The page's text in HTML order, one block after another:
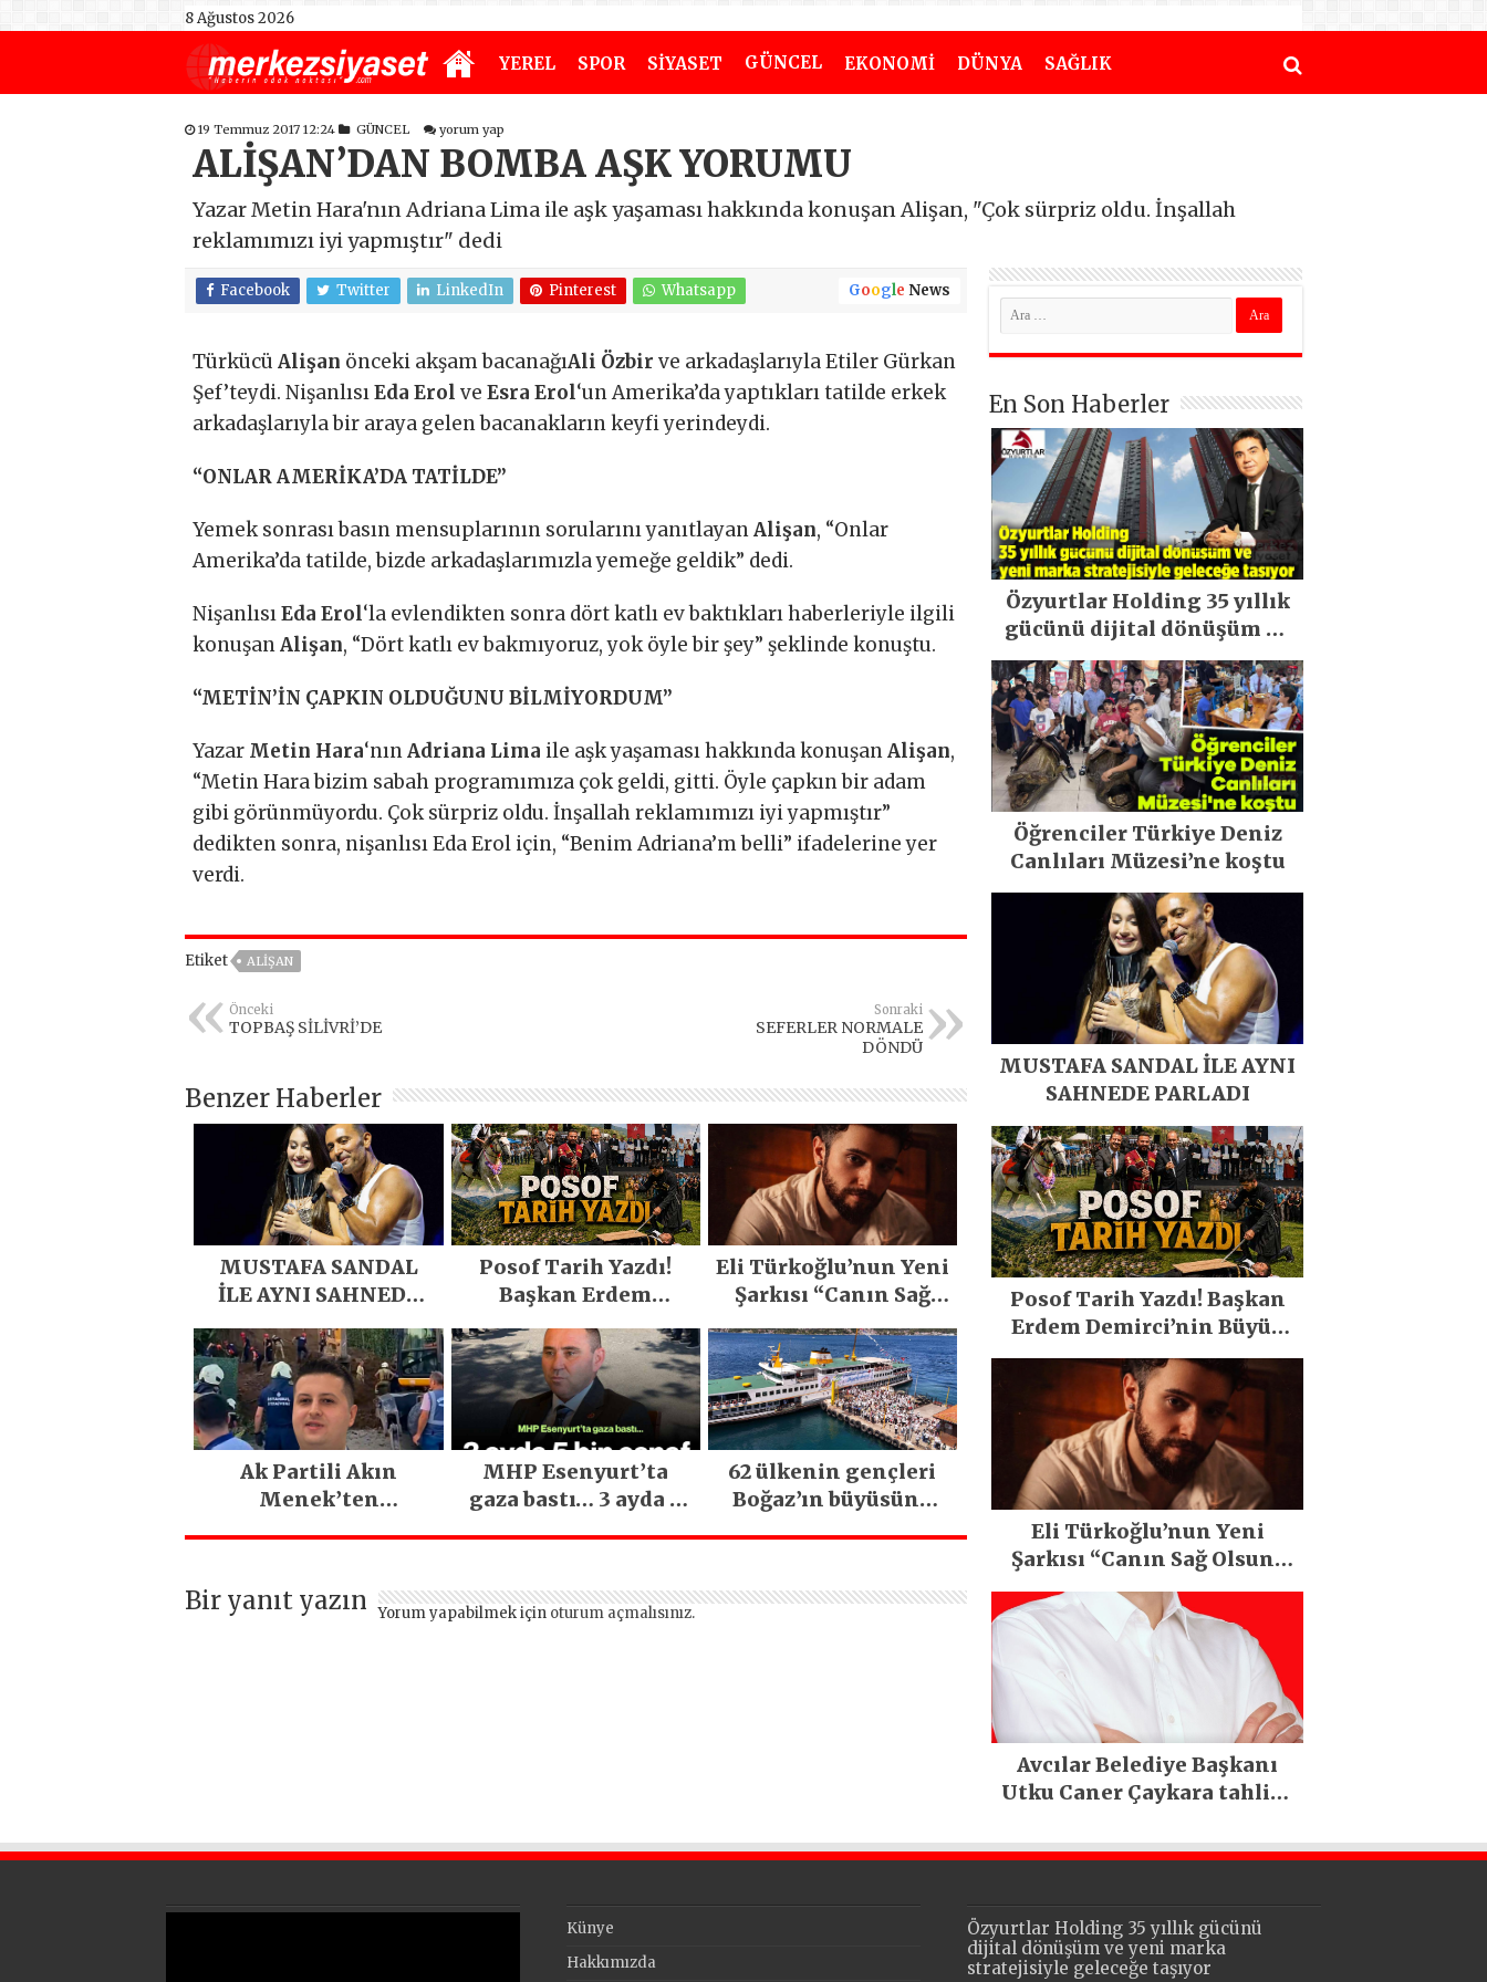
8 Ağustos 2026
YEREL SPOR SİYASET GÜNCEL EKONOMİ DÜNYA SAĞLIK
19 Temmuz 2017 12:24 GÜNCEL yorum yap
ALİŞAN’DAN BOMBA AŞK YORUMU
Yazar Metin Hara'nın Adriana Lima ile aşk yaşaması hakkında konuşan Alişan, "Çok sürpriz oldu. İnşallah
reklamımızı iyi yapmıştır" dedi
Facebook Twitter LinkedIn Pinterest Whatsapp Google News
Türkücü Alişan önceki akşam bacanağıAli Özbir ve arkadaşlarıyla Etiler Gürkan
Şef’teydi. NişanlısıEda Erol ve Esra Erol‘un Amerika’da yaptıkları tatilde erkek
arkadaşlarıyla bir araya gelen bacanakların keyfi yerindeydi.
“ONLAR AMERİKA’DA TATİLDE”
Yemek sonrası basın mensuplarının sorularını yanıtlayanAlişan, “Onlar
Amerika’da tatilde, bizde arkadaşlarımızla yemeğe geldik” dedi.
NişanlısıEda Erol‘la evlendikten sonra dört katlı ev baktıkları haberleriyle ilgili
konuşanAlişan, “Dört katlı ev bakmıyoruz, yok öyle bir şey” şeklinde konuştu.
“METİN’İN ÇAPKIN OLDUĞUNU BİLMİYORDUM”
Yazar Metin Hara‘nınAdriana Lima ile aşk yaşaması hakkında konuşanAlişan,
“Metin Hara bizim sabah programımıza çok geldi, gitti. Öyle çapkın bir adam
gibi görünmüyordu. Çok sürpriz oldu. İnşallah reklamımızı iyi yapmıştır”
dedikten sonra, nişanlısı Eda Erol için, “Benim Adriana’m belli” ifadelerine yer
verdi.
Etiket ALIŞAN
Önceki
TOPBAŞ SİLİVRİ’DE
Sonraki
SEFERLER NORMALE
DÖNDÜ
Benzer Haberler
MUSTAFA SANDAL
İLE AYNI SAHNEDE
Posof Tarih Yazdı!
Başkan Erdem
Emeğiyle Son Yılların
En Büyük Festivali
Gerçekleşti
Eli Türkoğlu’nun Yeni
Şarkısı “Canın Sağ
Gördü!..
Ak Partili Akın
Menek’ten
MHP Esenyurt’ta
gaza bastı… 3 ayda 5
62 ülkenin gençleri
Boğaz’ın büyüsüne
Bir yanıt yazın Yorum yapabilmek için oturum açmalısınız.
En Son Haberler
Özyurtlar Holding 35 yıllık
gücünü dijital dönüşüm ve
yeni marka stratejisiyle
geleceğe taşıyor
Öğrenciler Türkiye Deniz
Canlıları Müzesi’ne koştu
MUSTAFA SANDAL İLE AYNI
SAHNEDE PARLADI
Posof Tarih Yazdı! Başkan
Erdem Demirci’nin Büyük
Emeğiyle Son Yılların En
Büyük Festivali Gerçekleşti
Eli Türkoğlu’nun Yeni
Şarkısı “Canın Sağ Olsun”
Büyük İlgi Gördü!..
Avcılar Belediye Başkanı
Utku Caner Çaykara tahliye
Künye
Hakkımızda
Özyurtlar Holding 35 yıllık gücünü
dijital dönüşüm ve yeni marka
stratejisiyle geleceğe taşıyor